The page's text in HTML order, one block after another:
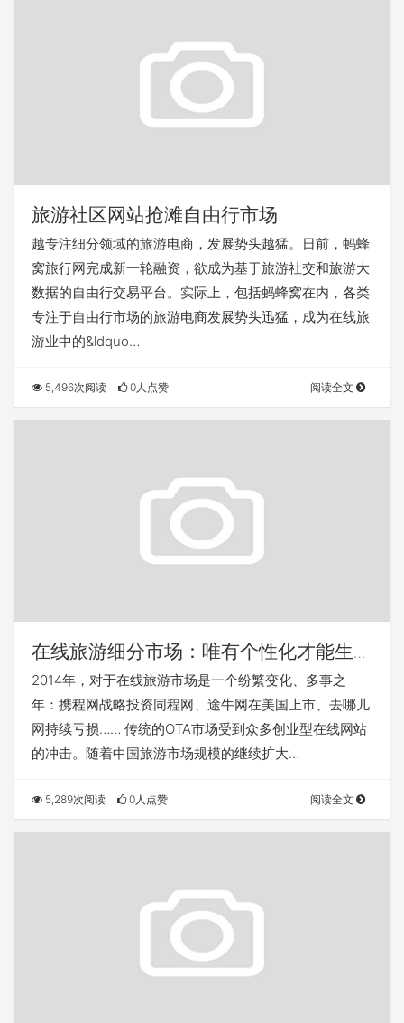
旅游社区网站抢滩自由行市场
越专注细分领域的旅游电商，发展势头越猛。日前，蚂蜂
窝旅行网完成新一轮融资，欲成为基于旅游社交和旅游大
数据的自由行交易平台。实际上，包括蚂蜂窝在内，各类
专注于自由行市场的旅游电商发展势头迅猛，成为在线旅
游业中的&ldquo…
5,496次阅读 0人点赞 阅读全文
在线旅游细分市场：唯有个性化才能生
存？
2014年，对于在线旅游市场是一个纷繁变化、多事之
年：携程网战略投资同程网、途牛网在美国上市、去哪儿
网持续亏损…… 传统的OTA市场受到众多创业型在线网站
的冲击。随着中国旅游市场规模的继续扩大…
5,289次阅读 0人点赞 阅读全文